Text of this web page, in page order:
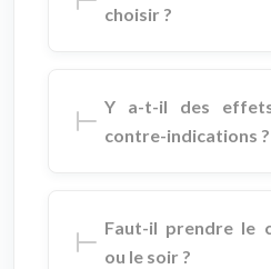
choisir ?
Y a-t-il des
contre-indications ?
Faut-il prendre le
ou le soir ?